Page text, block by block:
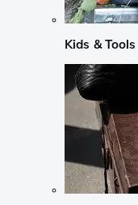
Kids & Tools